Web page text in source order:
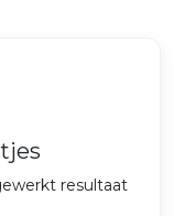
resultaat